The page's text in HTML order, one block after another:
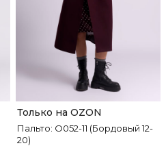
Пальто: О052-11 (Бордовый 12-
20)
Только на OZON